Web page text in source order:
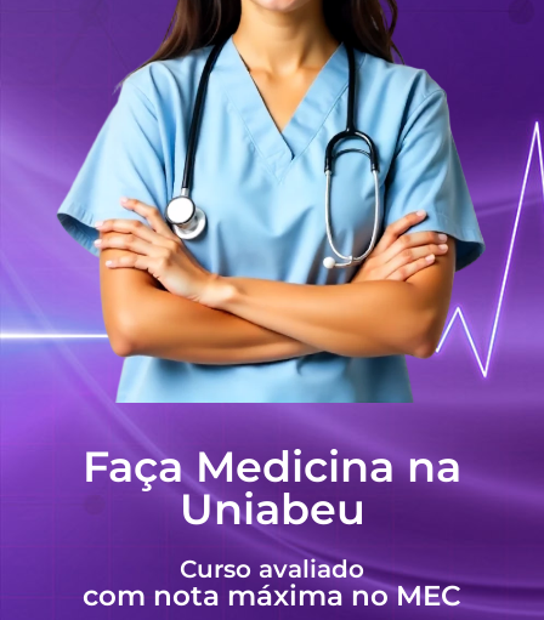
Faça Medicina na
Uniabeu
Curso avaliado
com nota máxima no MEC